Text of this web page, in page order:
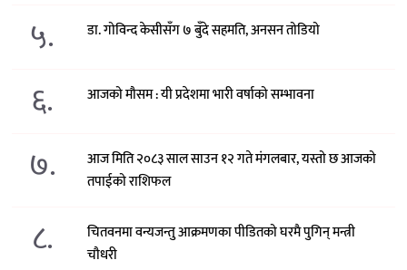
५. डा. गोविन्द केसीसँग ७ बुँदे सहमति, अनसन तोडियो
६. आजको मौसम : यी प्रदेशमा भारी वर्षाको सम्भावना
७.
आज मिति २०८३ साल साउन १२ गते मंगलबार, यस्तो छ आजको
तपाईको राशिफल
८.
चितवनमा वन्यजन्तु आक्रमणका पीडितको घरमै पुगिन् मन्त्री
चौधरी